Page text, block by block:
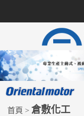
首頁 > 倉敷化工